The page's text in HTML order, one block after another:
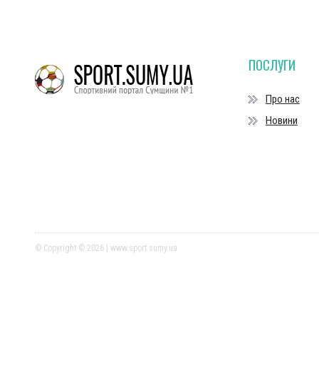
ПОСЛУГИ
Про нас
Новини
© Copyright © 2026 | www.sport.sumy.ua